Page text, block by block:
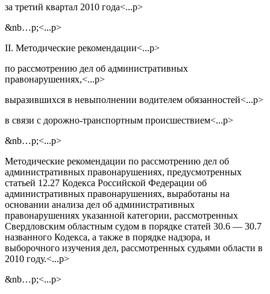
за третий квартал 2010 года<...p>
&nb…p;<...p>
II. Методические рекомендации<...p>
по рассмотрению дел об административных
правонарушениях,<...p>
выразившихся в невыполнении водителем обязанностей<...p>
в связи с дорожно-транспортным происшествием<...p>
&nb…p;<...p>
Методические рекомендации по рассмотрению дел об
административных правонарушениях, предусмотренных
статьей 12.27 Кодекса Российской Федерации об
административных правонарушениях, выработаны на
основании анализа дел об административных
правонарушениях указанной категории, рассмотренных
Свердловским областным судом в порядке статей 30.6 — 30.7
названного Кодекса, а также в порядке надзора, и
выборочного изучения дел, рассмотренных судьями области в
2010 году.<...p>
&nb…p;<...p>